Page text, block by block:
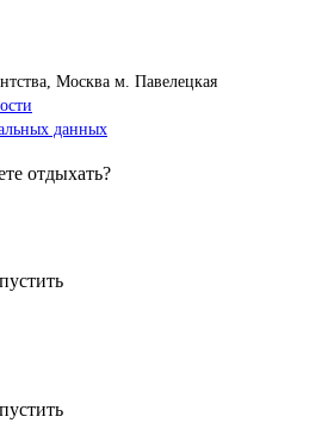
Москва м. Павелецкая
данных
отдыхать?